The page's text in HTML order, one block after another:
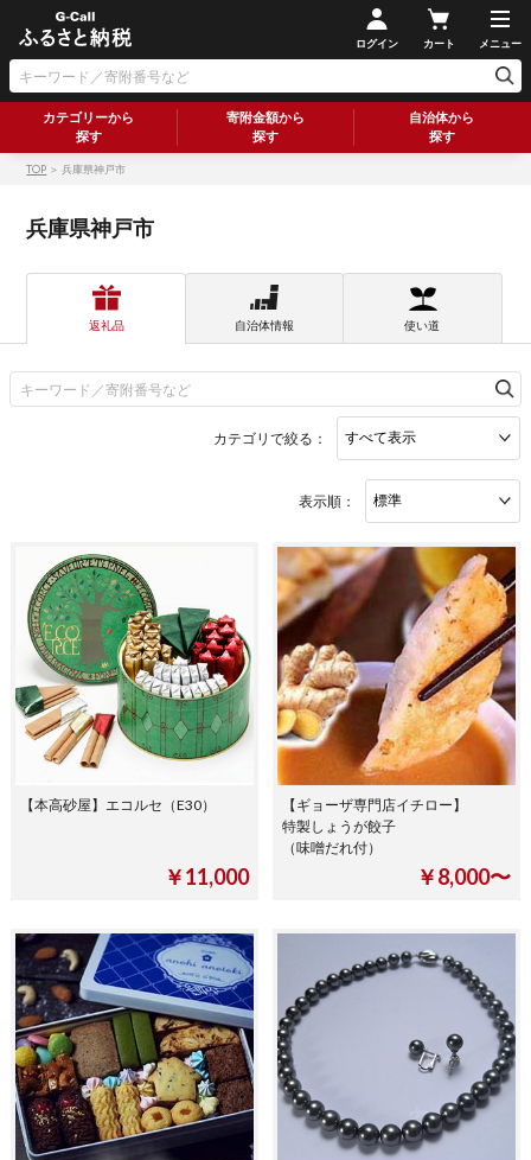
ログイン カート メニュー
カテゴリーから
探す
寄附金額から
探す
自治体から
探す
TOP ＞ 兵庫県神戸市
兵庫県神戸市
返礼品 自治体情報 使い道
カテゴリで絞る：
表示順：
【本高砂屋】エコルセ（E30）
￥11,000
【ギョーザ専門店イチロー】
特製しょうが餃子
（味噌だれ付）
￥8,000〜